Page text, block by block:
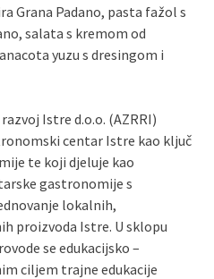
Grana Padano, pasta fažol s
salata s kremom od
yuzu s dresingom i
Istre d.o.o. (AZRRI)
centar Istre kao ključ
te koji djeluje kao
gastronomije s
lokalnih,
proizvoda Istre. U sklopu
se edukacijsko –
ciljem trajne edukacije